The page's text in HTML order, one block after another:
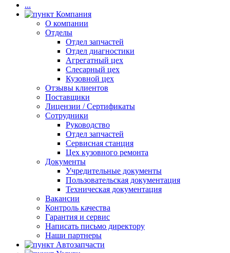
...
Компания
О компании
Отделы
Отдел запчастей
Отдел диагностики
Агрегатный цех
Слесарный цех
Кузовной цех
Отзывы клиентов
Поставщики
Лицензии / Сертификаты
Сотрудники
Руководство
Отдел запчастей
Сервисная станция
Цех кузовного ремонта
Документы
Учредительные документы
Пользовательская документация
Техническая документация
Вакансии
Контроль качества
Гарантия и сервис
Написать письмо директору
Наши партнеры
Автозапчасти